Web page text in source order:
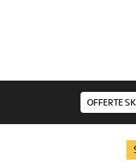
OFFERTE